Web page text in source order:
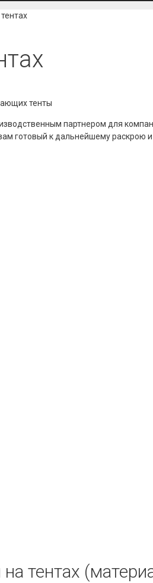
тенты
партнером для
готовый к дальнейшему
тентах